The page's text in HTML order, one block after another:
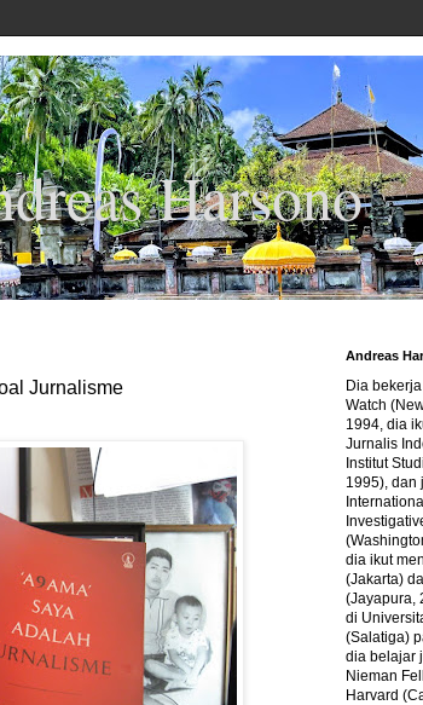
Harsono
Jurnalisme
Andreas
Dia
Watch
1994, dia
Jurnalis
Institut
1995), dan
dia ikut
(Jakarta)
(Jayapura,
di
(Salatiga)
dia belajar
Nieman
Harvard